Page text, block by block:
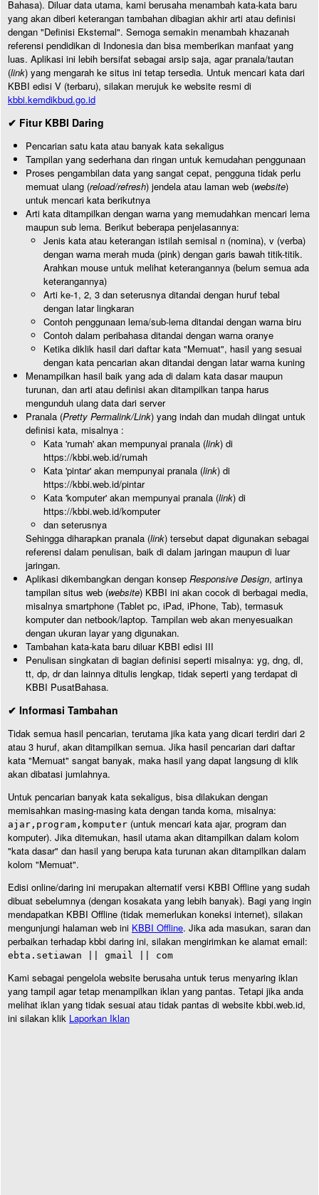
Bahasa). Diluar data utama, kami berusaha menambah kata-kata baru
yang akan diberi keterangan tambahan dibagian akhir arti atau definisi
dengan "Definisi Eksternal". Semoga semakin menambah khazanah
referensi pendidikan di Indonesia dan bisa memberikan manfaat yang
luas. Aplikasi ini lebih bersifat sebagai arsip saja, agar pranala/tautan
(link) yang mengarah ke situs ini tetap tersedia. Untuk mencari kata dari
KBBI edisi V (terbaru), silakan merujuk ke website resmi di
kbbi.kemdikbud.go.id
✔ Fitur KBBI Daring
Pencarian satu kata atau banyak kata sekaligus
Tampilan yang sederhana dan ringan untuk kemudahan penggunaan
Proses pengambilan data yang sangat cepat, pengguna tidak perlu
memuat ulang (reload/refresh) jendela atau laman web (website)
untuk mencari kata berikutnya
Arti kata ditampilkan dengan warna yang memudahkan mencari lema
maupun sub lema. Berikut beberapa penjelasannya:
Jenis kata atau keterangan istilah semisal n (nomina), v (verba)
dengan warna merah muda (pink) dengan garis bawah titik-titik.
Arahkan mouse untuk melihat keterangannya (belum semua ada
keterangannya)
Arti ke-1, 2, 3 dan seterusnya ditandai dengan huruf tebal
dengan latar lingkaran
Contoh penggunaan lema/sub-lema ditandai dengan warna biru
Contoh dalam peribahasa ditandai dengan warna oranye
Ketika diklik hasil dari daftar kata "Memuat", hasil yang sesuai
dengan kata pencarian akan ditandai dengan latar warna kuning
Menampilkan hasil baik yang ada di dalam kata dasar maupun
turunan, dan arti atau definisi akan ditampilkan tanpa harus
mengunduh ulang data dari server
Pranala (Pretty Permalink/Link) yang indah dan mudah diingat untuk
definisi kata, misalnya :
Kata 'rumah' akan mempunyai pranala (link) di
https://kbbi.web.id/rumah
Kata 'pintar' akan mempunyai pranala (link) di
https://kbbi.web.id/pintar
Kata 'komputer' akan mempunyai pranala (link) di
https://kbbi.web.id/komputer
dan seterusnya
Sehingga diharapkan pranala (link) tersebut dapat digunakan sebagai
referensi dalam penulisan, baik di dalam jaringan maupun di luar
jaringan.
Aplikasi dikembangkan dengan konsep Responsive Design, artinya
tampilan situs web (website) KBBI ini akan cocok di berbagai media,
misalnya smartphone (Tablet pc, iPad, iPhone, Tab), termasuk
komputer dan netbook/laptop. Tampilan web akan menyesuaikan
dengan ukuran layar yang digunakan.
Tambahan kata-kata baru diluar KBBI edisi III
Penulisan singkatan di bagian definisi seperti misalnya: yg, dng, dl,
tt, dp, dr dan lainnya ditulis lengkap, tidak seperti yang terdapat di
KBBI PusatBahasa.
✔ Informasi Tambahan
Tidak semua hasil pencarian, terutama jika kata yang dicari terdiri dari 2
atau 3 huruf, akan ditampilkan semua. Jika hasil pencarian dari daftar
kata "Memuat" sangat banyak, maka hasil yang dapat langsung di klik
akan dibatasi jumlahnya.
Untuk pencarian banyak kata sekaligus, bisa dilakukan dengan
memisahkan masing-masing kata dengan tanda koma, misalnya:
ajar,program,komputer (untuk mencari kata ajar, program dan
komputer). Jika ditemukan, hasil utama akan ditampilkan dalam kolom
"kata dasar" dan hasil yang berupa kata turunan akan ditampilkan dalam
kolom "Memuat".
Edisi online/daring ini merupakan alternatif versi KBBI Offline yang sudah
dibuat sebelumnya (dengan kosakata yang lebih banyak). Bagi yang ingin
mendapatkan KBBI Offline (tidak memerlukan koneksi internet), silakan
mengunjungi halaman web ini KBBI Offline. Jika ada masukan, saran dan
perbaikan terhadap kbbi daring ini, silakan mengirimkan ke alamat email:
ebta.setiawan || gmail || com
Kami sebagai pengelola website berusaha untuk terus menyaring iklan
yang tampil agar tetap menampilkan iklan yang pantas. Tetapi jika anda
melihat iklan yang tidak sesuai atau tidak pantas di website kbbi.web.id,
ini silakan klik Laporkan Iklan